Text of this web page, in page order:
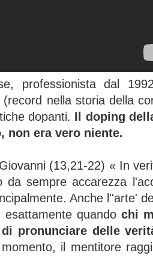
professionista dal
nella storia della
dopanti. Il doping
non era vero niente.
(13,21-22) « In
sempre accarezza
Anche l''arte'
quando chi
pronunciare delle
il mentitore